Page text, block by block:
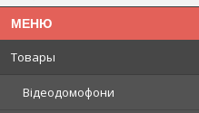
Товары
Відеодомофони